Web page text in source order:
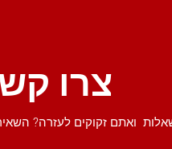
צרו
ואתם זקוקים לעזרה?